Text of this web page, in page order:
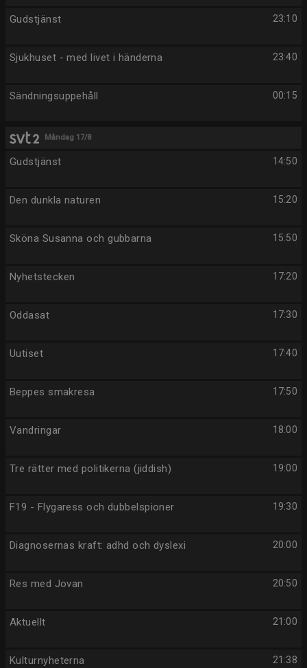
23:10
Gudstjänst
23:40
Sjukhuset - med livet i händerna
00:15
Sändningsuppehåll
Måndag 17/8
14:50
Gudstjänst
15:20
Den dunkla naturen
15:50
Sköna Susanna och gubbarna
17:20
Nyhetstecken
17:30
Oddasat
17:40
Uutiset
17:50
Beppes smakresa
18:00
Vandringar
19:00
Tre rätter med politikerna (jiddish)
19:30
F19 - Flygaress och dubbelspioner
20:00
Diagnosernas kraft: adhd och dyslexi
20:50
Res med Jovan
21:00
Aktuellt
21:38
Kulturnyheterna